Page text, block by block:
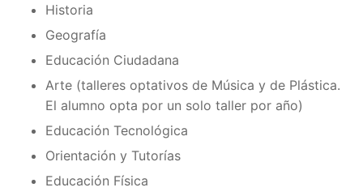
Historia
Geografía
Educación Ciudadana
Arte (talleres optativos de Música y de Plástica.
El alumno opta por un solo taller por año)
Educación Tecnológica
Orientación y Tutorías
Educación Física